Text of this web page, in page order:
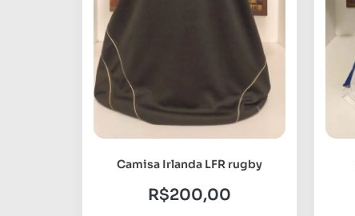
Camisa Irlanda LFR rugby
R$200,00